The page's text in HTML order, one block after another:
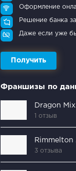
Оформление
Решение банка за
Даже если уже
Получить
Франшизы по
1 отзыв
3 отзыва